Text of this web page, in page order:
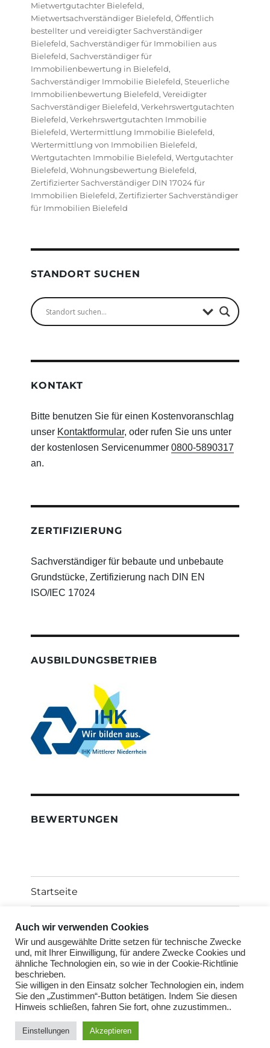
Mietwertgutachter Bielefeld,
Mietwertsachverständiger Bielefeld,Öffentlich
bestellter und vereidigter Sachverständiger
Bielefeld,Sachverständiger für Immobilien aus
Bielefeld,Sachverständiger für
Immobilienbewertung in Bielefeld,
Sachverständiger Immobilie Bielefeld,Steuerliche
Immobilienbewertung Bielefeld,Vereidigter
Sachverständiger Bielefeld,Verkehrswertgutachten
Bielefeld,Verkehrswertgutachten Immobilie
Bielefeld,Wertermittlung Immobilie Bielefeld,
Wertermittlung von Immobilien Bielefeld,
Wertgutachten Immobilie Bielefeld,Wertgutachter
Bielefeld,Wohnungsbewertung Bielefeld,
Zertifizierter Sachverständiger DIN 17024 für
Immobilien Bielefeld,Zertifizierter Sachverständiger
für Immobilien Bielefeld
STANDORT SUCHEN
KONTAKT
Bitte benutzen Sie für einen Kostenvoranschlag
unser Kontaktformular, oder rufen Sie uns unter
der kostenlosen Servicenummer0800-5890317
an.
ZERTIFIZIERUNG
Sachverständiger für bebaute und unbebaute
Grundstücke, Zertifizierung nach DIN EN
ISO/IEC 17024
AUSBILDUNGSBETRIEB
BEWERTUNGEN
Startseite
Über uns als Immobiliengutachter
Standorte Immobilienbewertung
Wertgutachten
öffnen
Kontakt
Auch wir verwenden Cookies
Wir und ausgewählte Dritte setzen für technische Zwecke
und, mit Ihrer Einwilligung, für andere Zwecke Cookies und
ähnliche Technologien ein, so wie in der Cookie-Richtlinie
beschrieben.
Sie willigen in den Einsatz solcher Technologien ein, indem
Sie den „Zustimmen“-Button betätigen. Indem Sie diesen
Hinweis schließen, fahren Sie fort, ohne zuzustimmen..
Einstellungen Akzeptieren